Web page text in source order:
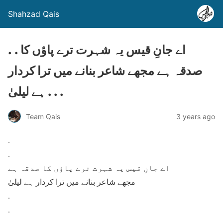
Shahzad Qais
. . اے جانِ قیس یہ شہرت ترے پاؤں کا
صدقہ ہے مجھے شاعر بنانے میں ترا کردار
ہے لیلیٰ . . .
Team Qais 3 years ago
.
.
اے جانِ قیس یہ شہرت ترے پاؤں کا صدقہ ہے
مجھے شاعر بنانے میں ترا کردار ہے لیلیٰ
.
.